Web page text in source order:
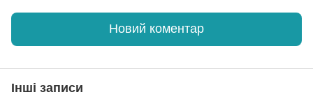
Новий коментар
Інші записи